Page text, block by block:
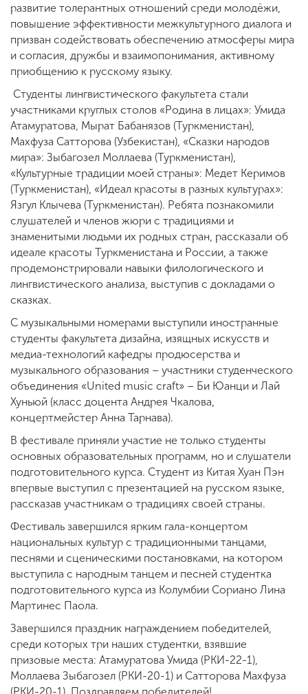
развитие толерантных отношений среди молодёжи,
повышение эффективности межкультурного диалога и
призван содействовать обеспечению атмосферы мира
и согласия, дружбы и взаимопонимания, активному
приобщению к русскому языку.
Студенты лингвистического факультета стали
участниками круглых столов «Родина в лицах»: Умида
Атамуратова, Мырат Бабанязов (Туркменистан),
Махфуза Сатторова (Узбекистан), «Сказки народов
мира»: Зыбагозел Моллаева (Туркменистан),
«Культурные традиции моей страны»: Медет Керимов
(Туркменистан), «Идеал красоты в разных культурах»:
Язгул Клычева (Туркменистан). Ребята познакомили
слушателей и членов жюри с традициями и
знаменитыми людьми их родных стран, рассказали об
идеале красоты Туркменистана и России, а также
продемонстрировали навыки филологического и
лингвистического анализа, выступив с докладами о
сказках.
С музыкальными номерами выступили иностранные
студенты факультета дизайна, изящных искусств и
медиа-технологий кафедры продюсерства и
музыкального образования – участники студенческого
объединения «United music craft» – Би Юанци и Лай
Хуньюй (класс доцента Андрея Чкалова,
концертмейстер Анна Тарнава).
В фестивале приняли участие не только студенты
основных образовательных программ, но и слушатели
подготовительного курса. Студент из Китая Хуан Пэн
впервые выступил с презентацией на русском языке,
рассказав участникам о традициях своей страны.
Фестиваль завершился ярким гала-концертом
национальных культур с традиционными танцами,
песнями и сценическими постановками, на котором
выступила с народным танцем и песней студентка
подготовительного курса из Колумбии Сориано Лина
Мартинес Паола.
Завершился праздник награждением победителей,
среди которых три наших студентки, взявшие
призовые места: Атамуратова Умида (РКИ-22-1),
Моллаева Зыбагозел (РКИ-20-1) и Сатторова Махфуза
(РКИ-20-1). Поздравляем победителей!